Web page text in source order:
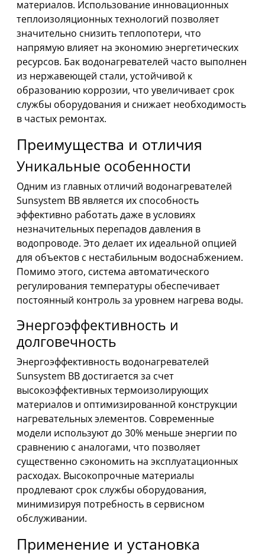
материалов. Использование инновационных
теплоизоляционных технологий позволяет
значительно снизить теплопотери, что
напрямую влияет на экономию энергетических
ресурсов. Бак водонагревателей часто выполнен
из нержавеющей стали, устойчивой к
образованию коррозии, что увеличивает срок
службы оборудования и снижает необходимость
в частых ремонтах.
Преимущества и отличия
Уникальные особенности
Одним из главных отличий водонагревателей
Sunsystem BB является их способность
эффективно работать даже в условиях
незначительных перепадов давления в
водопроводе. Это делает их идеальной опцией
для объектов с нестабильным водоснабжением.
Помимо этого, система автоматического
регулирования температуры обеспечивает
постоянный контроль за уровнем нагрева воды.
Энергоэффективность и
долговечность
Энергоэффективность водонагревателей
Sunsystem BB достигается за счет
высокоэффективных термоизолирующих
материалов и оптимизированной конструкции
нагревательных элементов. Современные
модели используют до 30% меньше энергии по
сравнению с аналогами, что позволяет
существенно сэкономить на эксплуатационных
расходах. Высокопрочные материалы
продлевают срок службы оборудования,
минимизируя потребность в сервисном
обслуживании.
Применение и установка